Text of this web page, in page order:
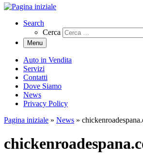
Search
Cerca
Menu
Auto in Vendita
Servizi
Contatti
Dove Siamo
News
Privacy Policy
Pagina iniziale » News »